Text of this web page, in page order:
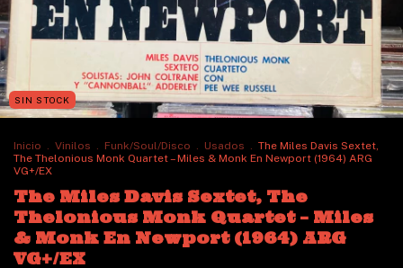
SIN STOCK
Inicio . Vinilos . Funk/Soul/Disco . Usados . The Miles Davis Sextet,
The Thelonious Monk Quartet – Miles & Monk En Newport (1964) ARG
VG+/EX
The Miles Davis Sextet, The
Thelonious Monk Quartet – Miles
& Monk En Newport (1964) ARG
VG+/EX